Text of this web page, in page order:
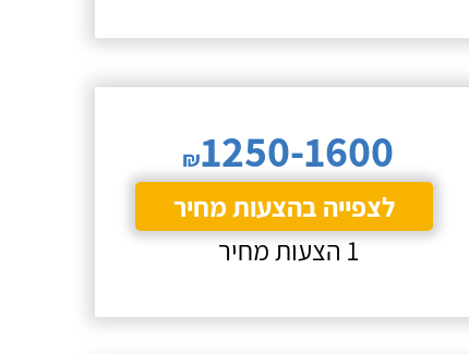
₪1250-1600
לצפייה בהצעות מחיר
1 הצעות מחיר